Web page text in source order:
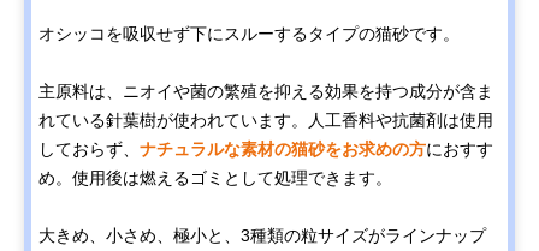
オシッコを吸収せず下にスルーするタイプの猫砂です。
主原料は、ニオイや菌の繁殖を抑える効果を持つ成分が含ま
れている針葉樹が使われています。人工香料や抗菌剤は使用
しておらず、 ナチュラルな素材の猫砂をお求めの方におすす
め。使用後は燃えるゴミとして処理できます。
大きめ、小さめ、極小と、3種類の粒サイズがラインナップ